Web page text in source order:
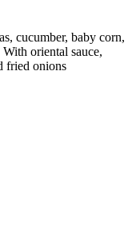
cucumber, baby corn,
oriental sauce,
fried onions